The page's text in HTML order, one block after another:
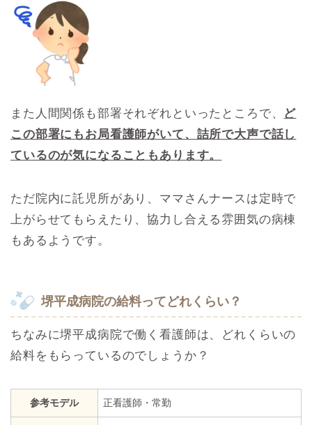
また人間関係も部署それぞれといったところで、 ど
この部署にもお局看護師がいて、詰所で大声で話し
ているのが気になることもあります。
ただ院内に託児所があり、ママさんナースは定時で
上がらせてもらえたり、協力し合える雰囲気の病棟
もあるようです。
堺平成病院の給料ってどれくらい？
ちなみに堺平成病院で働く看護師は、どれくらいの
給料をもらっているのでしょうか？
参考モデル 正看護師・常勤